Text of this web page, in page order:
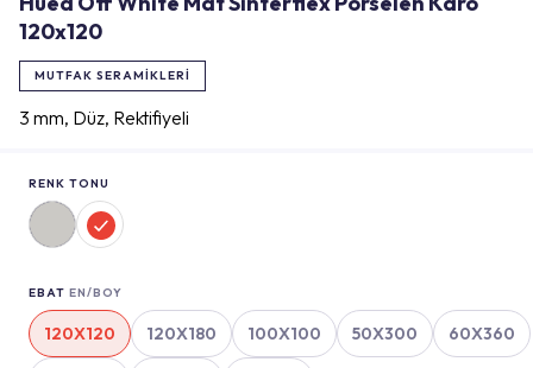
120x120
MUTFAK SERAMIKLERI
3 mm, Düz, Rektifiyeli
RENK TONU
EBAT EN/BOY
120X120 120X180 100X100 50X300 60X360